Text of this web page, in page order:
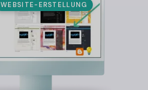
WEBSITE-ERSTELLUNG